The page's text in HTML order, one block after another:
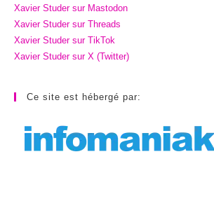
Xavier Studer sur Mastodon
Xavier Studer sur Threads
Xavier Studer sur TikTok
Xavier Studer sur X (Twitter)
Ce site est hébergé par: